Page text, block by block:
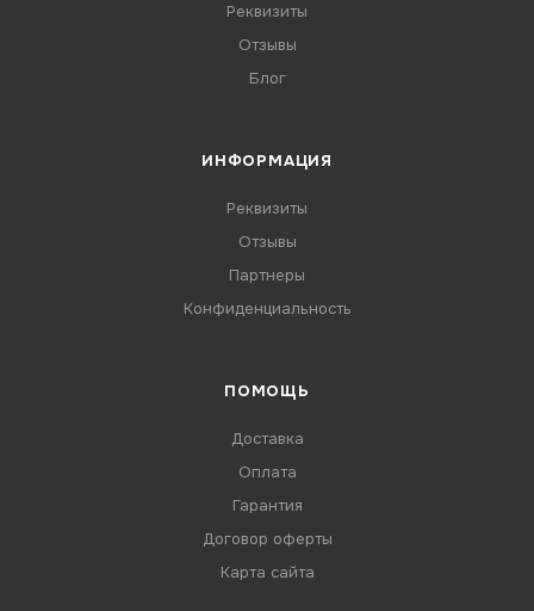
Реквизиты
Отзывы
Блог
ИНФОРМАЦИЯ
Реквизиты
Отзывы
Партнеры
Конфиденциальность
ПОМОЩЬ
Доставка
Оплата
Гарантия
Договор оферты
Карта сайта